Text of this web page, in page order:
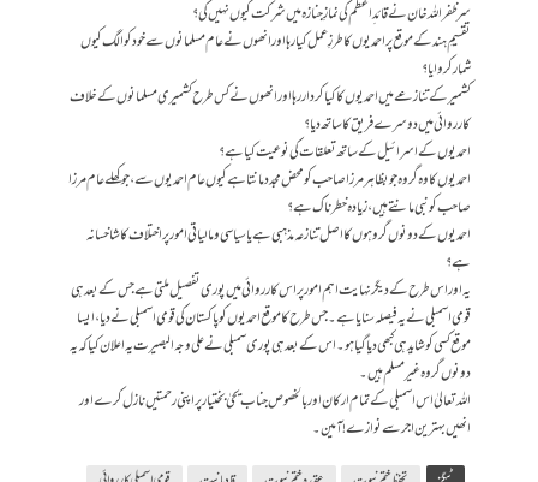
سر ظفر اللہ خان نے قائد ِاعظم کی نمازِ جنازہ میں شرکت کیوں نہیں کی؟
تقسیمِ ہند کے موقع پر احمدیوں کا طرزِ عمل کیا رہا اور انھوں نے عام مسلمانوں سے خود کو الگ کیوں
شمار کروایا؟
کشمیر کے تنازعے میں احمدیوں کا کیا کردار رہا اور انھوں نے کس طرح کشمیری مسلمانوں کے خلاف
کارروائی میں دوسرے فریق کا ساتھ دیا؟
احمدیوں کے اسرائیل کے ساتھ تعلقات کی نوعیت کیا ہے؟
احمدیوں کا وہ گروہ جو بظاہر مرزا صاحب کو محض مجدد مانتا ہے کیوں عام احمدیوں سے، جو کھلے عام مرزا
صاحب کو نبی مانتے ہیں، زیادہ خطرناک ہے؟
احمدیوں کے دونوں گروہوں کا اصل تنازعہ مذہبی ہے یا سیاسی و مالیاتی امور پر اختلاف کا شاخسانہ
ہے؟
یہ اور اس طرح کے دیگر نہایت اہم امور پر اس کارروائی میں پوری تفصیل ملتی ہے جس کے بعد ہی
قومی اسمبلی نے یہ فیصلہ سنایا ہے۔ جس طرح کا موقع احمدیوں کو پاکستان کی قومی اسمبلی نے دیا، ایسا
موقع کسی کو شاید ہی کبھی دیا گیا ہو۔ اس کے بعد ہی پوری سمبلی نے علی وجہ البصیرت یہ اعلان کیا کہ یہ
دونوں گروہ غیر مسلم ہیں۔
اللہ تعالیٰ اس اسمبلی کے تمام ارکان اور بالخصوص جناب یحیٰ بختیار پر اپنی رحمتیں نازل کرے اور
انھیں بہترین اجر سے نوازے ! آمین ۔